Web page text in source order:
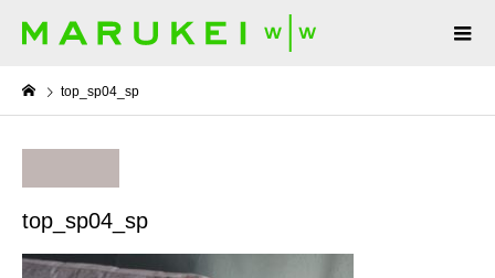
top_sp04_sp
top_sp04_sp